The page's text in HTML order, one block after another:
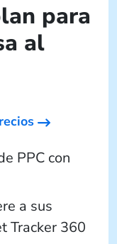
para
al
PPC con
a sus
Tracker 360